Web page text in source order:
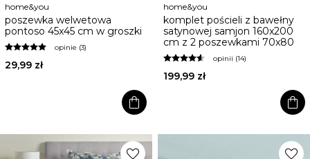
home&you
poszewka welwetowa
pontoso 45x45 cm w groszki
opinie (3)
29,99 zł
shopping_bag
home&you
komplet pościeli z bawełny
satynowej samjon 160x200
cm z 2 poszewkami 70x80
opinii (14)
199,99 zł
shopping_bag
favorite favorite